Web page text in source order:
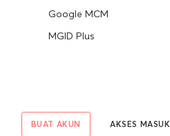
Google MCM
MGID Plus
BUAT AKUN AKSES MASUK